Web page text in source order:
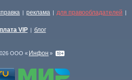
| реклама | для правообладателей |
VIP | блог
ООО « Инфон »